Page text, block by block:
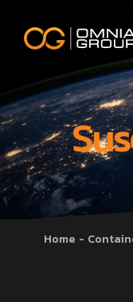
Home